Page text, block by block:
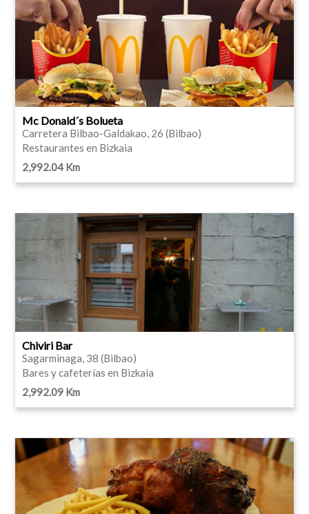
Mc Donald´s Bolueta
Carretera Bilbao-Galdakao, 26 (Bilbao)
Restaurantes en Bizkaia
2,992.04 Km
Chiviri Bar
Sagarminaga, 38 (Bilbao)
Bares y cafeterías en Bizkaia
2,992.09 Km